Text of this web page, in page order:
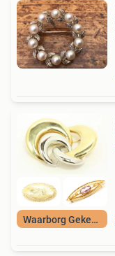
Waarborg Gekeurd